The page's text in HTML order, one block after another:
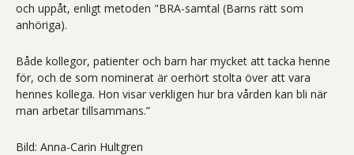
och uppåt, enligt metoden "BRA-samtal (Barns rätt som
anhöriga).
Både kollegor, patienter och barn har mycket att tacka henne
för, och de som nominerat är oerhört stolta över att vara
hennes kollega. Hon visar verkligen hur bra vården kan bli när
man arbetar tillsammans.”
Bild: Anna-Carin Hultgren